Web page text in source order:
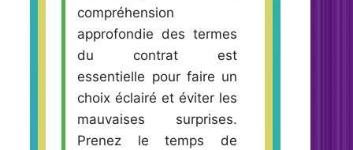
compréhension
approfondie des termes
du contrat est
essentielle pour faire un
choix éclairé et éviter les
mauvaises surprises.
Prenez le temps de